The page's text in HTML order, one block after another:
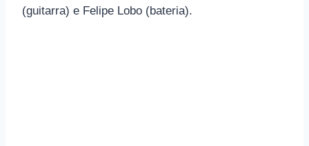
(guitarra) e Felipe Lobo (bateria).